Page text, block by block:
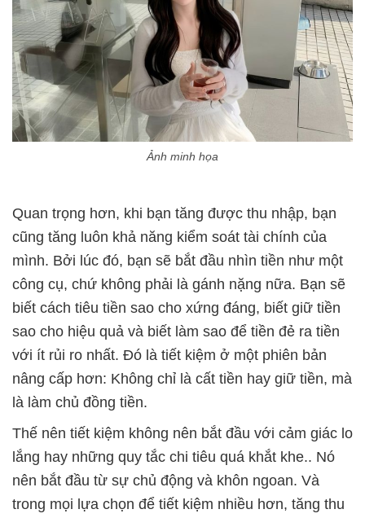
Ảnh minh họa
Quan trọng hơn, khi bạn tăng được thu nhập, bạn
cũng tăng luôn khả năng kiểm soát tài chính của
mình. Bởi lúc đó, bạn sẽ bắt đầu nhìn tiền như một
công cụ, chứ không phải là gánh nặng nữa. Bạn sẽ
biết cách tiêu tiền sao cho xứng đáng, biết giữ tiền
sao cho hiệu quả và biết làm sao để tiền đẻ ra tiền
với ít rủi ro nhất. Đó là tiết kiệm ở một phiên bản
nâng cấp hơn: Không chỉ là cất tiền hay giữ tiền, mà
là làm chủ đồng tiền.
Thế nên tiết kiệm không nên bắt đầu với cảm giác lo
lắng hay những quy tắc chi tiêu quá khắt khe.. Nó
nên bắt đầu từ sự chủ động và khôn ngoan. Và
trong mọi lựa chọn để tiết kiệm nhiều hơn, tăng thu